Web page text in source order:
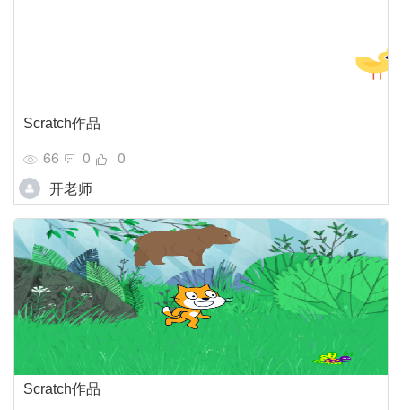
Scratch作品
66 0
0
开老师
Scratch作品